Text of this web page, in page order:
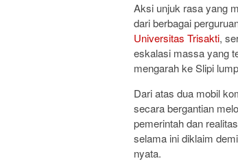
Aksi unjuk rasa yang
dari berbagai
Universitas Trisakti,
eskalasi massa yang
mengarah ke Slipi
Dari atas dua mobil
secara bergantian
pemerintah dan
selama ini diklaim
nyata.